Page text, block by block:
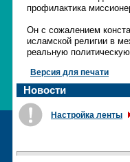
профилактика
Он с сожалением
исламской религии в
реальную
Версия для печати
Новости
Настройка ленты